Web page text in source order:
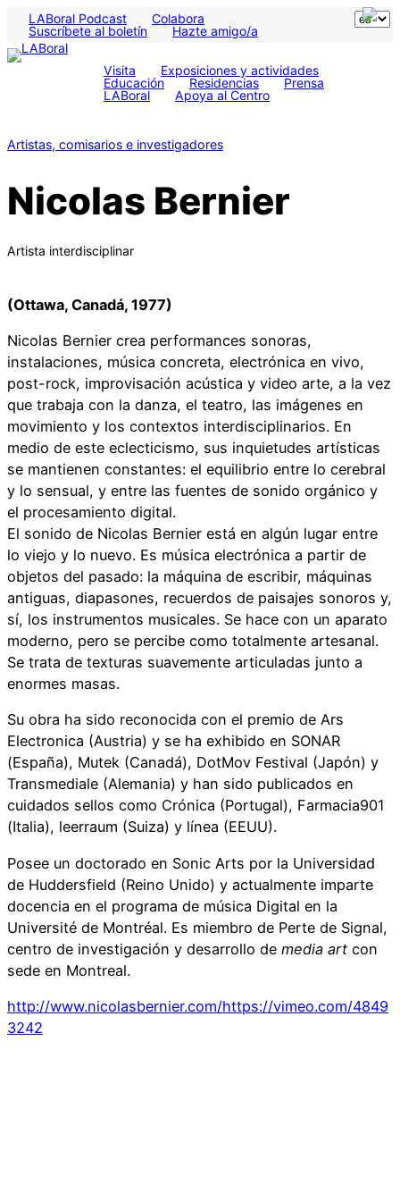
LABoral Podcast
Colabora
Suscríbete al boletín
Hazte amigo/a
Visita
Exposiciones y actividades
Educación
Residencias
Prensa
LABoral
Apoya al Centro
Artistas, comisarios e investigadores
Nicolas Bernier
Artista interdisciplinar
(Ottawa, Canadá, 1977)
Nicolas Bernier crea performances sonoras,
instalaciones, música concreta, electrónica en vivo,
post-rock, improvisación acústica y video arte, a la vez
que trabaja con la danza, el teatro, las imágenes en
movimiento y los contextos interdisciplinarios. En
medio de este eclecticismo, sus inquietudes artísticas
se mantienen constantes: el equilibrio entre lo cerebral
y lo sensual, y entre las fuentes de sonido orgánico y
el procesamiento digital.
El sonido de Nicolas Bernier está en algún lugar entre
lo viejo y lo nuevo. Es música electrónica a partir de
objetos del pasado: la máquina de escribir, máquinas
antiguas, diapasones, recuerdos de paisajes sonoros y,
sí, los instrumentos musicales. Se hace con un aparato
moderno, pero se percibe como totalmente artesanal.
Se trata de texturas suavemente articuladas junto a
enormes masas.
Su obra ha sido reconocida con el premio de Ars
Electronica (Austria) y se ha exhibido en SONAR
(España), Mutek (Canadá), DotMov Festival (Japón) y
Transmediale (Alemania) y han sido publicados en
cuidados sellos como Crónica (Portugal), Farmacia901
(Italia), leerraum (Suiza) y línea (EEUU).
Posee un doctorado en Sonic Arts por la Universidad
de Huddersfield (Reino Unido) y actualmente imparte
docencia en el programa de música Digital en la
Université de Montréal. Es miembro de Perte de Signal,
centro de investigación y desarrollo de media art con
sede en Montreal.
http://www.nicolasbernier.com/https://vimeo.com/4849
3242